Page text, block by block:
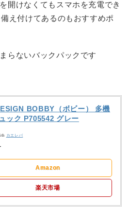
開けなくてもスマホを充電でき
え付けてあるのもおすすめポ
らないバックパックです
BOBBY（ボビー） 多機
ック P705542 グレー
カエレバ
Amazon
楽天市場